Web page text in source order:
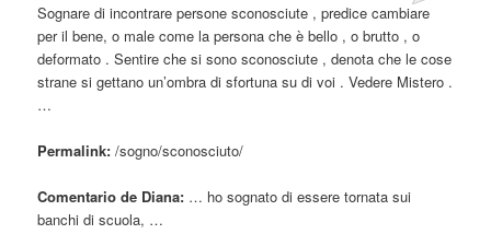
Sognare di incontrare persone sconosciute , predice cambiare
per il bene, o male come la persona che è bello , o brutto , o
deformato . Sentire che si sono sconosciute , denota che le cose
strane si gettano un’ombra di sfortuna su di voi . Vedere Mistero .
…
Permalink: /sogno/sconosciuto/
Comentario de Diana: … ho sognato diessere tornata sui
banchi di scuola, …